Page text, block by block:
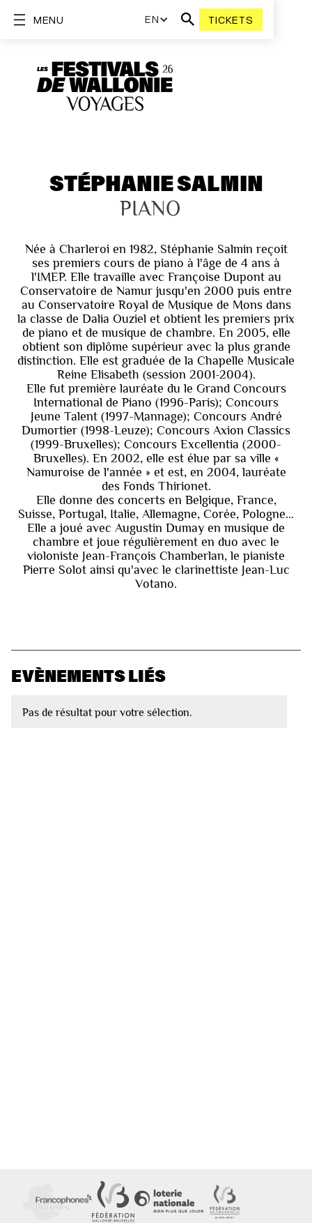
EN TICKETS
MENU
STÉPHANIE SALMIN
PIANO
Née à Charleroi en 1982, Stéphanie Salmin reçoit
ses premiers cours de piano à l'âge de 4 ans à
l'IMEP. Elle travaille avec Françoise Dupont au
Conservatoire de Namur jusqu'en 2000 puis entre
au Conservatoire Royal de Musique de Mons dans
la classe de Dalia Ouziel et obtient les premiers prix
de piano et de musique de chambre. En 2005, elle
obtient son diplôme supérieur avec la plus grande
distinction. Elle est graduée de la Chapelle Musicale
Reine Elisabeth (session 2001-2004).
Elle fut première lauréate du le Grand Concours
International de Piano (1996-Paris); Concours
Jeune Talent (1997-Mannage); Concours André
Dumortier (1998-Leuze); Concours Axion Classics
(1999-Bruxelles); Concours Excellentia (2000-
Bruxelles). En 2002, elle est élue par sa ville «
Namuroise de l'année » et est, en 2004, lauréate
des Fonds Thirionet.
Elle donne des concerts en Belgique, France,
Suisse, Portugal, Italie, Allemagne, Corée, Pologne...
Elle a joué avec Augustin Dumay en musique de
chambre et joue régulièrement en duo avec le
violoniste Jean-François Chamberlan, le pianiste
Pierre Solot ainsi qu'avec le clarinettiste Jean-Luc
Votano.
EVÈNEMENTS LIÉS
Pas de résultat pour votre sélection.